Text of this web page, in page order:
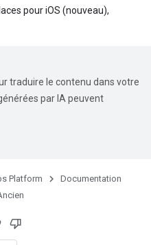
pour iOS (nouveau),
traduire le contenu dans votre
par IA peuvent
Platform
Documentation